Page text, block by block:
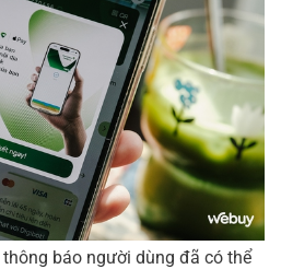
báo người dùng đã có thể